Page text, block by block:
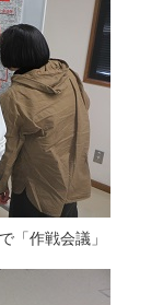
「作戦会議」